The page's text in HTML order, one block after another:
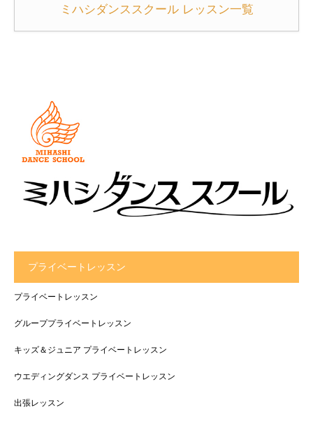
ミハシダンススクール レッスン一覧
プライベートレッスン
プライベートレッスン
グループプライベートレッスン
キッズ＆ジュニア プライベートレッスン
ウエディングダンス プライベートレッスン
出張レッスン